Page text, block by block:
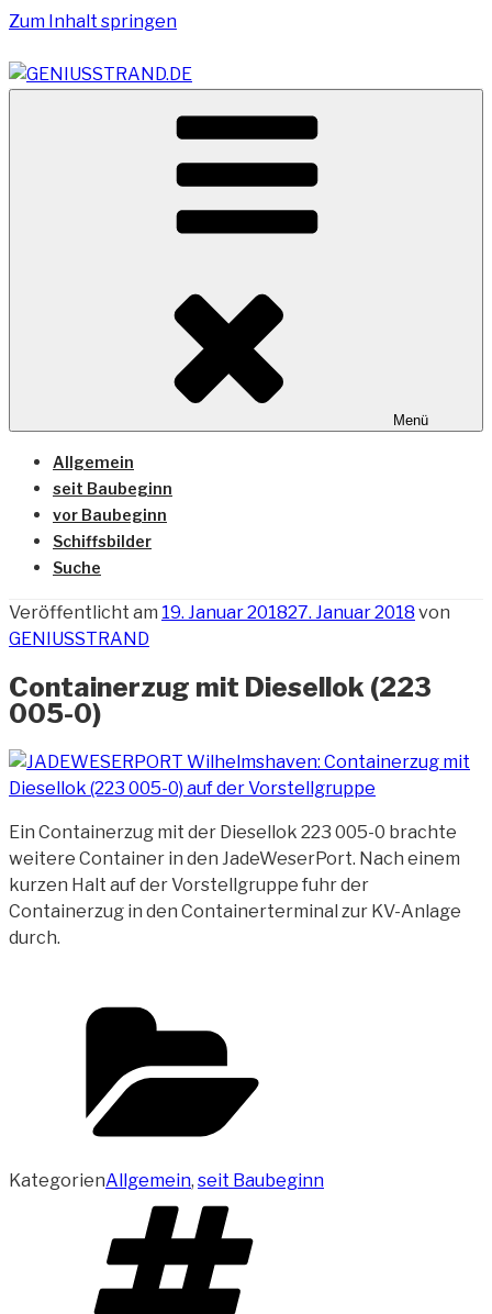
Zum Inhalt springen
GENIUSSTRAND.DE
Vom Geniusstrand zum JadeWeserPort/Container
Terminal Wilhelmshaven
Menü
Allgemein
seit Baubeginn
vor Baubeginn
Schiffsbilder
Suche
Veröffentlicht am 19. Januar 201827. Januar 2018 von
GENIUSSTRAND
Containerzug mit Diesellok (223
005-0)
Ein Containerzug mit der Diesellok 223 005-0 brachte
weitere Container in den JadeWeserPort. Nach einem
kurzen Halt aufder Vorstellgruppe fuhr der
Containerzug in den Containerterminal zur KV-Anlage
durch.
KategorienAllgemein, seit Baubeginn